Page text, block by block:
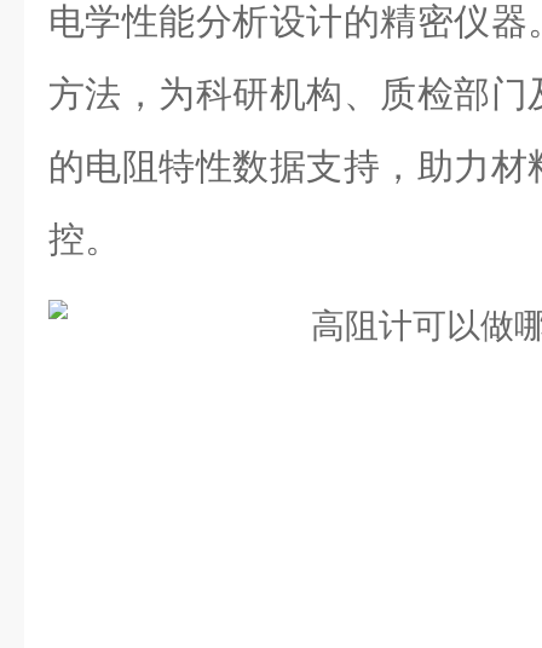
电学性能分析设计的精密仪
方法，为科研机构、质检部
的电阻特性数据支持，助力
控。